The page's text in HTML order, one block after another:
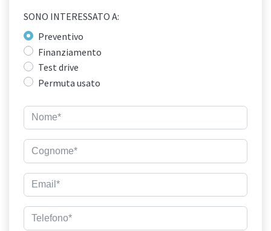
SONO INTERESSATO A:
Preventivo
Finanziamento
Test drive
Permuta usato